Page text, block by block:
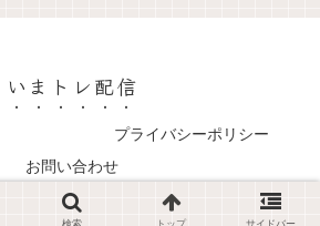
いまトレ配信
プライバシーポリシー
お問い合わせ
© 2022 いまトレ配信.
検索 トップ サイドバー